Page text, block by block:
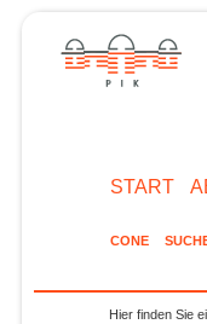
START
CONE
Hier finden Sie